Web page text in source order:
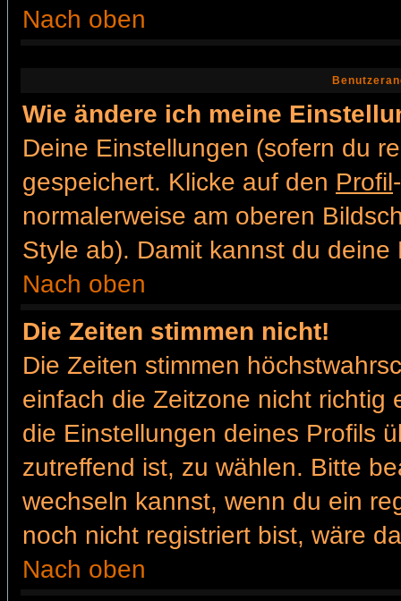
Nach oben
Wie ändere ich meine
Deine Einstellungen (sofern du
gespeichert. Klicke auf den Profil
normalerweise am oberen
Style ab). Damit kannst du
Nach oben
Die Zeiten stimmen nicht!
Die Zeiten stimmen
einfach die Zeitzone nicht richtig
die Einstellungen deines Profils
zutreffend ist, zu wählen. Bitte
wechseln kannst, wenn du ein
noch nicht registriert bist, wäre
Nach oben